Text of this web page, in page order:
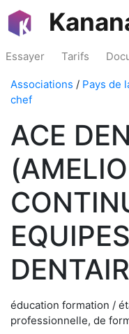
Essayer Tarifs
Associations / Pays de
chef
ACE
EQUIPES
éducation formation /
professionnelle, de